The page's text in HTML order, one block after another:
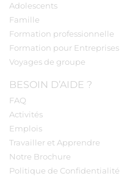
Adolescents
Famille
Formation professionnelle
Formation pour Entreprises
Voyages de groupe
BESOIN D’AIDE ?
FAQ
Activités
Emplois
Travailler et Apprendre
Notre Brochure
Politique de Confidentialité